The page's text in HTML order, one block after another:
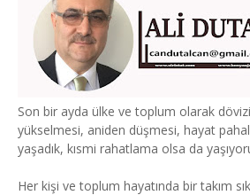
Son bir ayda ülke ve toplum olarak
yükselmesi, aniden düşmesi, hayat
yaşadık, kısmi rahatlama olsa da
Her kişi ve toplum hayatında bir takım